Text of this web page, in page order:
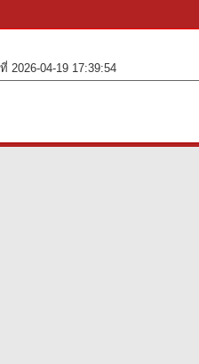
04-19 17:39:54